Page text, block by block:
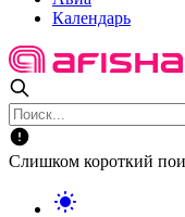
Календарь
Слишком короткий